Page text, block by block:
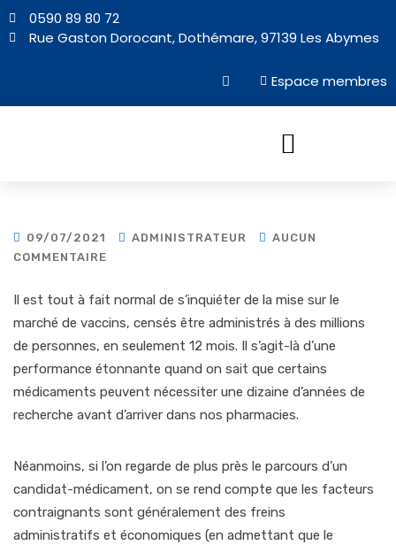
0590 89 80 72
Rue Gaston Dorocant, Dothémare, 97139 Les Abymes
Espace membres
09/07/2021 ADMINISTRATEUR
AUCUN
COMMENTAIRE
Il est tout à fait normal de s’inquiéter de la mise sur le
marché de vaccins, censés être administrés à des millions
de personnes, en seulement 12 mois. Il s’agit-là d’une
performance étonnante quand on sait que certains
médicaments peuvent nécessiter une dizaine d’années de
recherche avant d’arriver dans nos pharmacies.
Néanmoins, si l’on regarde de plus près le parcours d’un
candidat-médicament, on se rend compte que les facteurs
contraignants sont généralement des freins
administratifs et économiques (en admettant que le